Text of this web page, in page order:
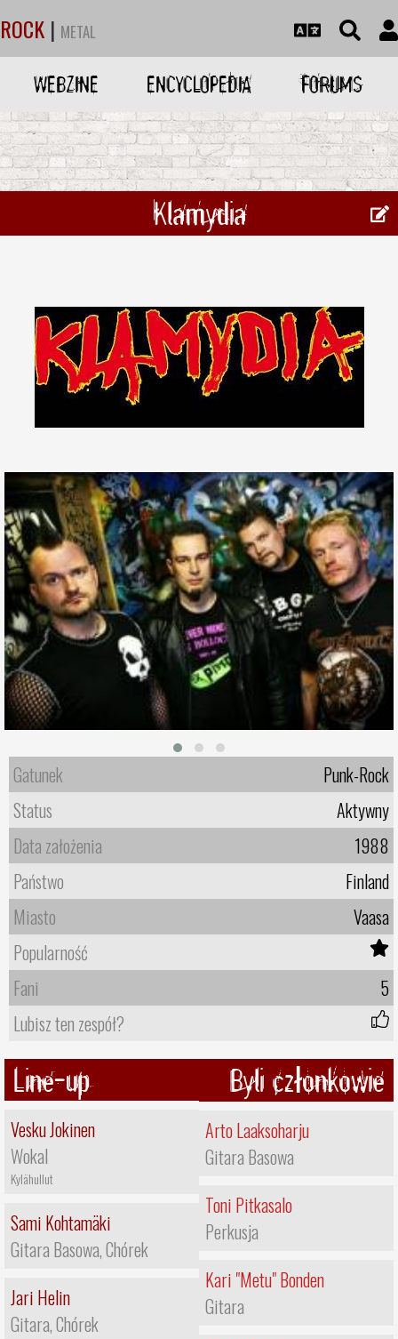
ROCK | METAL
WEBZINE ENCYCLOPEDIA FORUMS
Klamydia
Gatunek
Punk-Rock
Status
Aktywny
Data założenia
1988
Państwo
Finland
Miasto
Vaasa
Popularność
Fani
5
Lubisz ten zespół?
Line-up
Vesku Jokinen
Wokal
Kylähullut
Sami Kohtamäki
Gitara Basowa, Chórek
Jari Helin
Gitara, Chórek
Byli członkowie
Arto Laaksoharju
Gitara Basowa
Toni Pitkasalo
Perkusja
Kari "Metu" Bonden
Gitara